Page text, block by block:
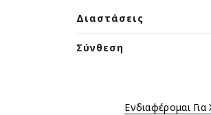
Διαστάσεις
Σύνθεση
Ενδιαφέρομαι